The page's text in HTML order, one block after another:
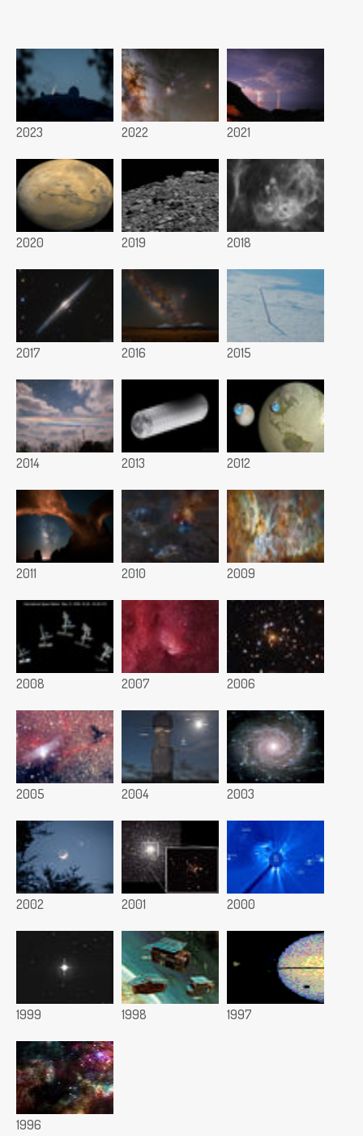
2023 2022 2021
2020 2019 2018
2017 2016 2015
2014 2013 2012
2011 2010 2009
2008 2007 2006
2005 2004 2003
2002 2001 2000
1999 1998 1997
1996